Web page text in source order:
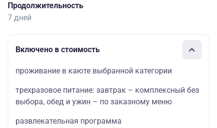
Продолжительность
7 дней
Включено в стоимость
проживание в каюте выбранной категории
трехразовое питание: завтрак – комплексный без
выбора, обед и ужин – по заказному меню
развлекательная программа